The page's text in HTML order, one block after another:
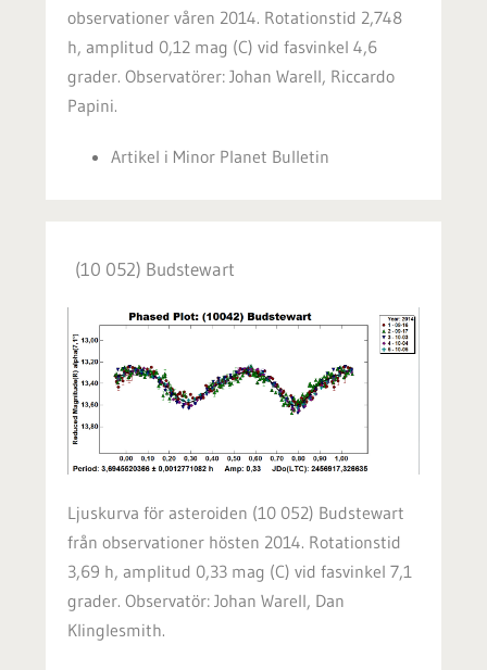
observationer våren 2014. Rotationstid 2,748
h, amplitud 0,12 mag (C) vid fasvinkel 4,6
grader. Observatörer: Johan Warell, Riccardo
Papini.
Artikel i Minor Planet Bulletin
(10 052) Budstewart
Ljuskurva för asteroiden (10 052) Budstewart
från observationer hösten 2014. Rotationstid
3,69 h, amplitud 0,33 mag (C) vid fasvinkel 7,1
grader. Observatör: Johan Warell, Dan
Klinglesmith.